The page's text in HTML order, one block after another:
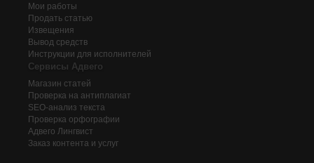
Мои работы
Продать статью
Извещения
Вывод средств
Инструкции для исполнителей
Сервисы Адвего
Магазин статей
Проверка на антиплагиат
SEO-анализ текста
Проверка орфографии
Адвего Лингвист
Заказ контента и услуг